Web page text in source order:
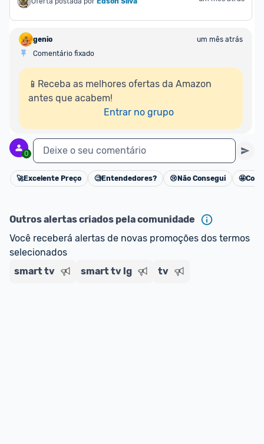
genio
um mês atrás
Comentário fixado
📱Receba as melhores ofertas da Amazon
antes que acabem!
Entrar no grupo
0 Deixe o seu comentário
Cancelar
🚀Excelente Preço 🧐Entendedores? 😢 Não Consegui 🤩
Outros alertas criados pela comunidade
Você receberá alertas de novas promoções dos termos
selecionados
smart tv
smart tv lg tv